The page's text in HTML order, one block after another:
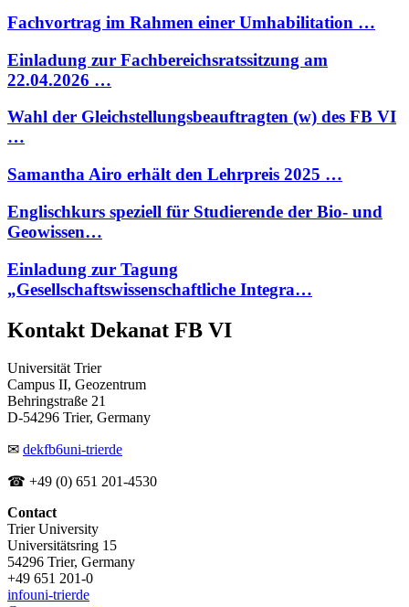
Fachvortrag im Rahmen einer Umhabilitation …
Einladung zur Fachbereichsratssitzung am
22.04.2026 …
Wahl der Gleichstellungsbeauftragten (w) des FB VI
…
Samantha Airo erhält den Lehrpreis 2025 …
Englischkurs speziell für Studierende der Bio- und
Geowissen…
Einladung zur Tagung
„Gesellschaftswissenschaftliche Integra…
Kontakt Dekanat FB VI
Universität Trier
Campus II, Geozentrum
Behringstraße 21
D-54296 Trier, Germany
✉ dekfb6uni-trierde
☎ +49 (0) 651 201-4530
Contact
Trier University
Universitätsring 15
54296 Trier, Germany
+49 651 201-0
infouni-trierde